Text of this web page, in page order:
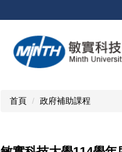
首頁 政府補助課程